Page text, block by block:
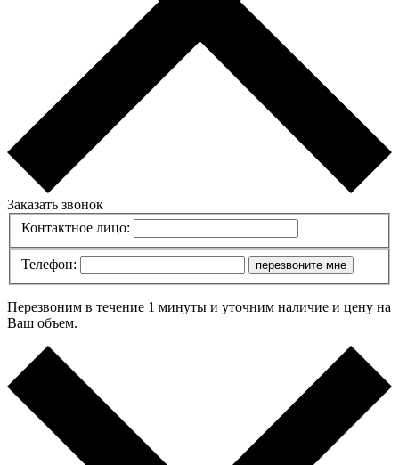
Заказать звонок
Контактное лицо:
Телефон: перезвоните мне
Перезвоним в течение 1 минуты и уточним наличие и цену на
Ваш объем.